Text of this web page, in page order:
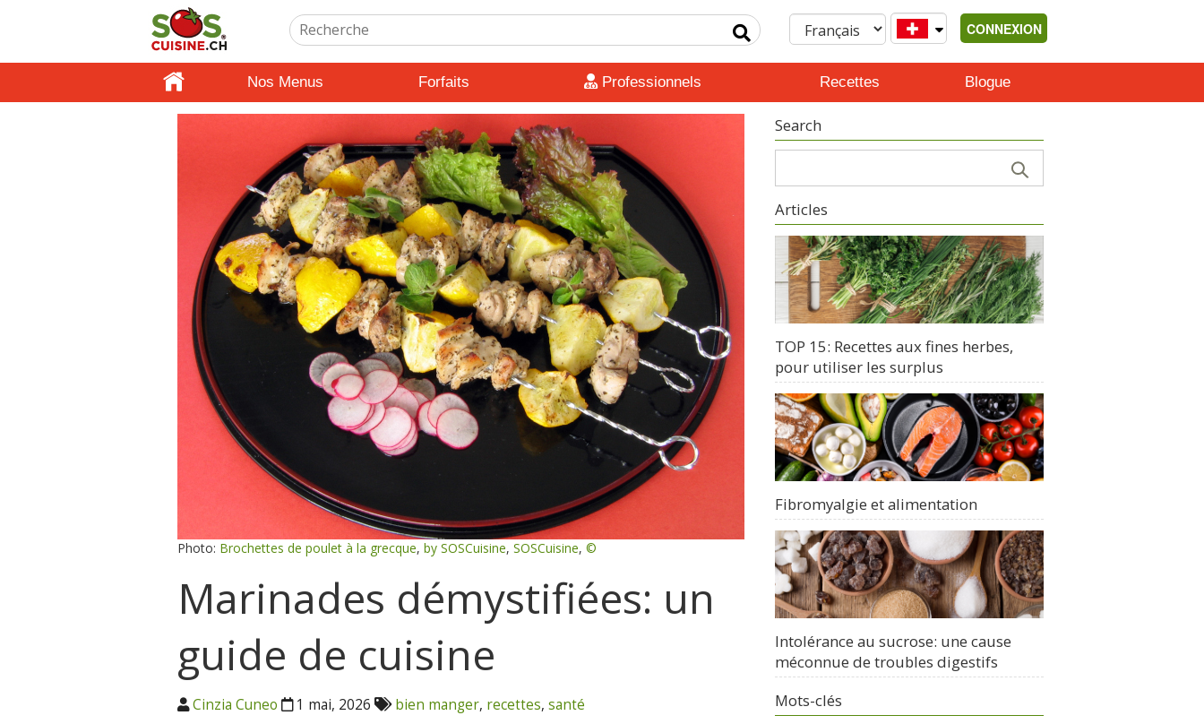
CONNEXION
Nos Menus Forfaits Professionnels Recettes Blogue
Photo: Brochettes de poulet à la grecque,by SOSCuisine,SOSCuisine,©
Marinades démystifiées: un
guide de cuisine
Cinzia Cuneo 1 mai, 2026 bien manger, recettes,santé
Search
Articles
TOP 15: Recettes aux fines herbes,
pour utiliser les surplus
Fibromyalgie et alimentation
Intolérance au sucrose: une cause
méconnue de troubles digestifs
Mots-clés